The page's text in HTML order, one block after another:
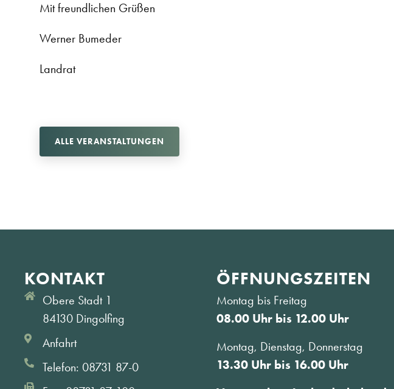
Mit freundlichen Grüßen
Werner Bumeder
Landrat
ALLE VERANSTALTUNGEN
KONTAKT
Obere Stadt 1
84130 Dingolfing
Anfahrt
Telefon: 08731 87-0
ÖFFNUNGS­ZEITEN
Montag bis Freitag
08.00 Uhr bis 12.00 Uhr
Montag, Dienstag, Donnerstag
13.30 Uhr bis 16.00 Uhr